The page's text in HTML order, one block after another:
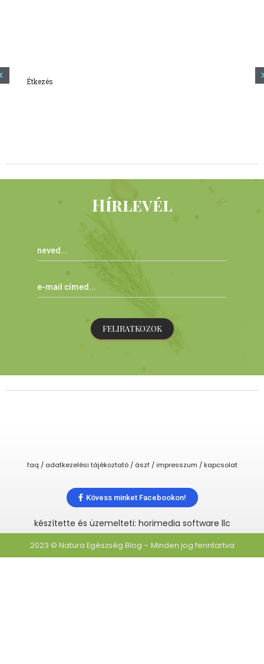
Étkezés
Hírlevél
FELIRATKOZOK
faq / adatkezelési tájékoztató / ászf / impresszum / kapcsolat
Kövess minket Facebookon!
készítette és üzemelteti: horimedia software llc
2023 © Natura Egészség Blog – Minden jog fenntartva